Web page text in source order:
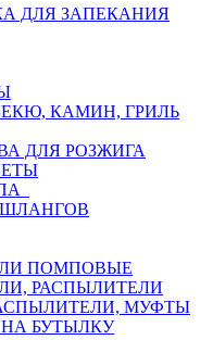
ДЛЯ ЗАПЕКАНИЯ
КАМИН, ГРИЛЬ
ДЛЯ РОЗЖИГА
ПОМПОВЫЕ
РАСПЫЛИТЕЛИ
МУФТЫ
БУТЫЛКУ